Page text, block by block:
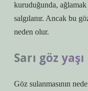
kuruduğunda, ağlamak
salgılanır. Ancak bu
neden olur.
Sarı göz
Göz sulanmasının